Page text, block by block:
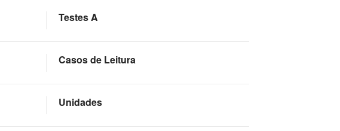
Testes A
Casos de Leitura
Unidades